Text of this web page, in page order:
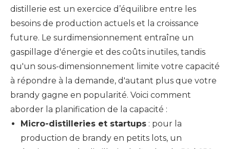
distillerie est un exercice d’équilibre entre les
besoins de production actuels et la croissance
future. Le surdimensionnement entraîne un
gaspillage d'énergie et des coûts inutiles, tandis
qu'un sous-dimensionnement limite votre capacité
à répondre à la demande, d'autant plus que votre
brandy gagne en popularité. Voici comment
aborder la planification de la capacité :
Micro-distilleries et startups : pour la
production de brandy en petits lots, un